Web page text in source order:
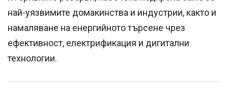
най-уязвимите домакинства и индустрии, както и
намаляване на енергийното търсене чрез
ефективност, електрификация и дигитални
технологии.